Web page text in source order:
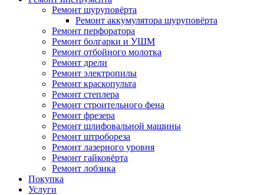
Ремонт шуруповёрта
Ремонт аккумулятора шуруповёрта
Ремонт перфоратора
Ремонт болгарки и УШМ
Ремонт отбойного молотка
Ремонт дрели
Ремонт электропилы
Ремонт краскопульта
Ремонт степлера
Ремонт строительного фена
Ремонт фрезера
Ремонт шлифовальной машины
Ремонт штробореза
Ремонт лазерного уровня
Ремонт гайковёрта
Ремонт лобзика
Покупка
Услуги